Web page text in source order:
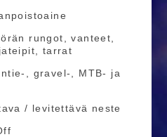
rungot, vanteet,
tarrat
, gravel-, MTB- ja
/ levitettävä neste